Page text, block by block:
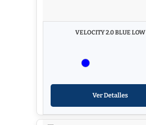
VELOCITY 2.0 BLUE LOW
Ver Detalles